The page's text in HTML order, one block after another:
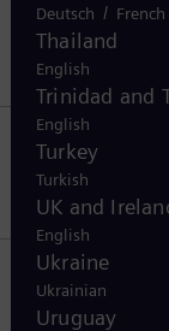
Deutsch / French
Thailand
English
Trinidad and
English
Turkey
Turkish
UK and
English
Ukraine
Ukrainian
Uruguay